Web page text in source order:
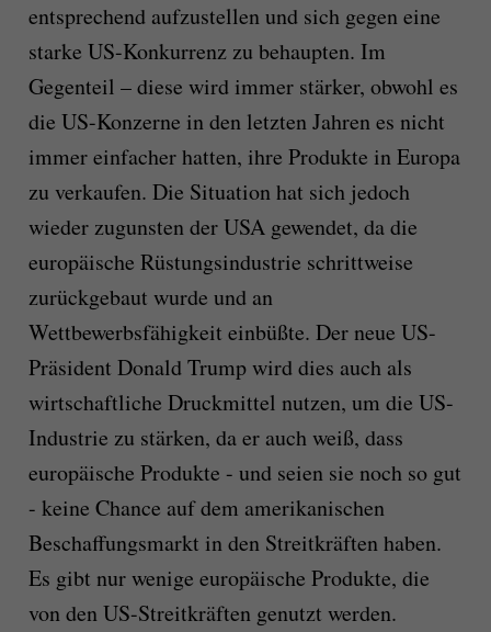
entsprechend aufzustellen und sich gegen eine
starke US-Konkurrenz zu behaupten. Im
Gegenteil – diese wird immer stärker, obwohl es
die US-Konzerne in den letzten Jahren es nicht
immer einfacher hatten, ihre Produkte in Europa
zu verkaufen. Die Situation hat sich jedoch
wieder zugunsten der USA gewendet, da die
europäische Rüstungsindustrie schrittweise
zurückgebaut wurde und an
Wettbewerbsfähigkeit einbüßte. Der neue US-
Präsident Donald Trump wird dies auch als
wirtschaftliche Druckmittel nutzen, um die US-
Industrie zu stärken, da er auch weiß, dass
europäische Produkte - und seien sie noch so gut
- keine Chance auf dem amerikanischen
Beschaffungsmarkt in den Streitkräften haben.
Es gibt nur wenige europäische Produkte, die
von den US-Streitkräften genutzt werden.